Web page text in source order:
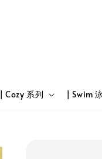
| Cozy 系列 | Swim